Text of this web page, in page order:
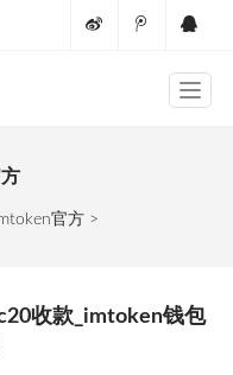
官方 >
收款_imtoken钱包